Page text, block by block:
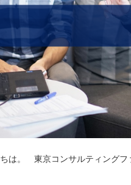
は。 東京コンサルティング